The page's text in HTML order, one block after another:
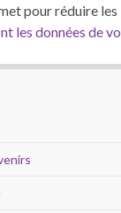
pour réduire les
les données de